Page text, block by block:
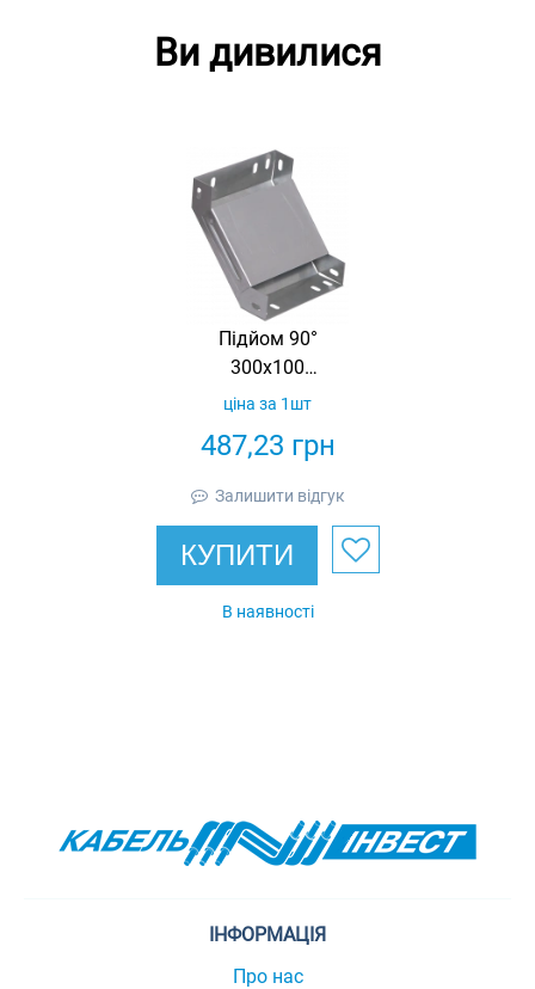
Ви дивилися
Підйом 90°
300х100
спрощений в
кришкою IEK
487,23 грн
ціна за 1шт
Залишити відгук
КУПИТИ
В наявності
ІНФОРМАЦІЯ
Про нас